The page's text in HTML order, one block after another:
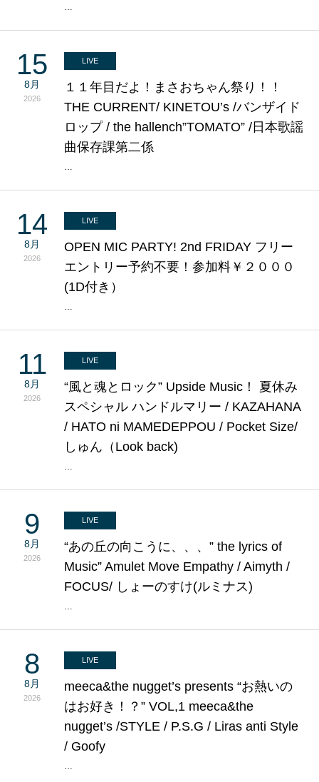
…
15
8月
2026
LIVE
１１年目だよ！まさおちゃん祭り！！
THE CURRENT/ KINETOU’s /バンザイド
ロップ / the hallench”TOMATO” /日本歌謡
曲保存課第二係
…
14
8月
2026
LIVE
OPEN MIC PARTY! 2nd FRIDAY フリー
エントリー予約不要！参加料￥２０００
(1D付き）
…
11
8月
2026
LIVE
“風と魂とロック” Upside Music！ 夏休み
スペシャル ハンドルマリー / KAZAHANA
/ HATO ni MAMEDEPPOU / Pocket Size/
しゅん（Look back)
…
9
8月
2026
LIVE
“あの丘の向こうに、、、” the lyrics of
Music” Amulet Move Empathy / Aimyth /
FOCUS/ しょーのすけ(ルミナス)
…
8
8月
2026
LIVE
meeca&the nugget’s presents “お熱いの
はお好き！？” VOL,1 meeca&the
nugget’s /STYLE / P.S.G / Liras anti Style
/ Goofy
…